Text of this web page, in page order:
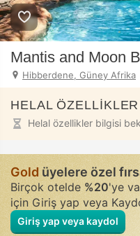
Mantis and Moon
Hibberdene, Güney Afrika
HELAL ÖZELLİKLER
Helal özellikler bilgisi
Goldüyelere özel
Birçok otelde%20'ye
için Giriş yap veya
Giriş yap veya kaydol